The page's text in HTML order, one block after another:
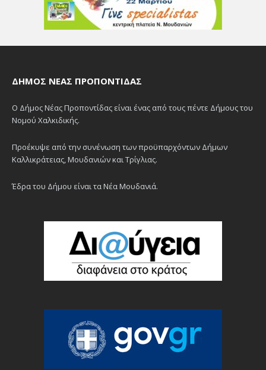
ΔΉΜΟΣ ΝΈΑΣ ΠΡΟΠΟΝΤΊΔΑΣ
Ο Δήμος Νέας Προποντίδας είναι ένας από τους πέντε Δήμους του
Νομού Χαλκιδικής.
Προέκυψε από την συνένωση των προϋπαρχόντων Δήμων
Καλλικράτειας, Μουδανιών και Τρίγλιας.
Έδρα του Δήμου είναι τα Νέα Μουδανιά.